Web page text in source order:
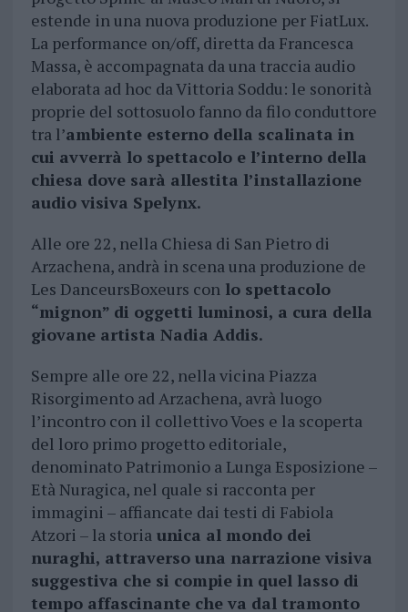
estende in una nuova produzione per FiatLux.
La performance on/off, diretta da Francesca
Massa, è accompagnata da una traccia audio
elaborata ad hoc da Vittoria Soddu: le sonorità
proprie del sottosuolo fanno da filo conduttore
tra l’ambiente esterno della scalinata in
cui avverrà lo spettacolo e l’interno della
chiesa dove sarà allestita l’installazione
audio visiva Spelynx.
Alle ore 22, nella Chiesa di San Pietro di
Arzachena, andrà in scena una produzione de
Les DanceursBoxeurs conlo spettacolo
“mignon” di oggetti luminosi, a cura della
giovane artista Nadia Addis.
Sempre alle ore 22, nella vicina Piazza
Risorgimento ad Arzachena, avrà luogo
l’incontro con il collettivo Voes e la scoperta
del loro primo progetto editoriale,
denominato Patrimonio a Lunga Esposizione –
Età Nuragica, nel quale si racconta per
immagini – affiancate dai testi di Fabiola
Atzori – la storiaunica al mondo dei
nuraghi, attraverso una narrazione visiva
suggestiva che si compie in quel lasso di
tempo affascinante che va dal tramonto